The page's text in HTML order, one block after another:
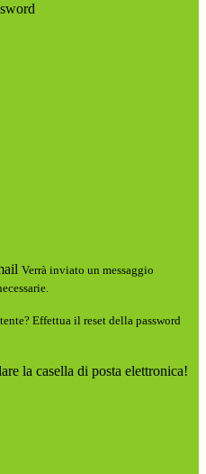
Verrà inviato un messaggio
Effettua il reset della password
la casella di posta elettronica!